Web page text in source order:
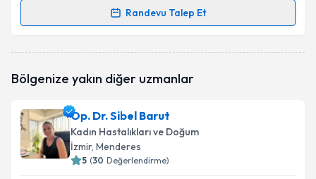
Randevu Talep Et
Randevu Takvimi Talebi
oluşturun. Size bu uzmandan randevu almanız için bir
E-posta Adresiniz
Bölgenize yakın diğer uzmanlar
Op. Dr. Sibel Barut
Kadın Hastalıkları ve Doğum
İzmir, Menderes
5 (30 Değerlendirme)